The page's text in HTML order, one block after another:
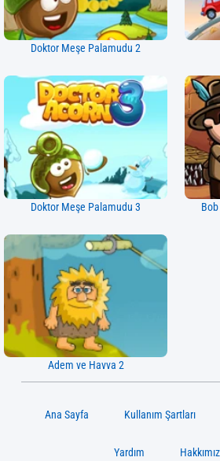
Doktor Meşe Palamudu 2
Doktor Meşe Palamudu 3 Bob
Adem ve Havva 2
Ana Sayfa Kullanım Şartları
Yardım